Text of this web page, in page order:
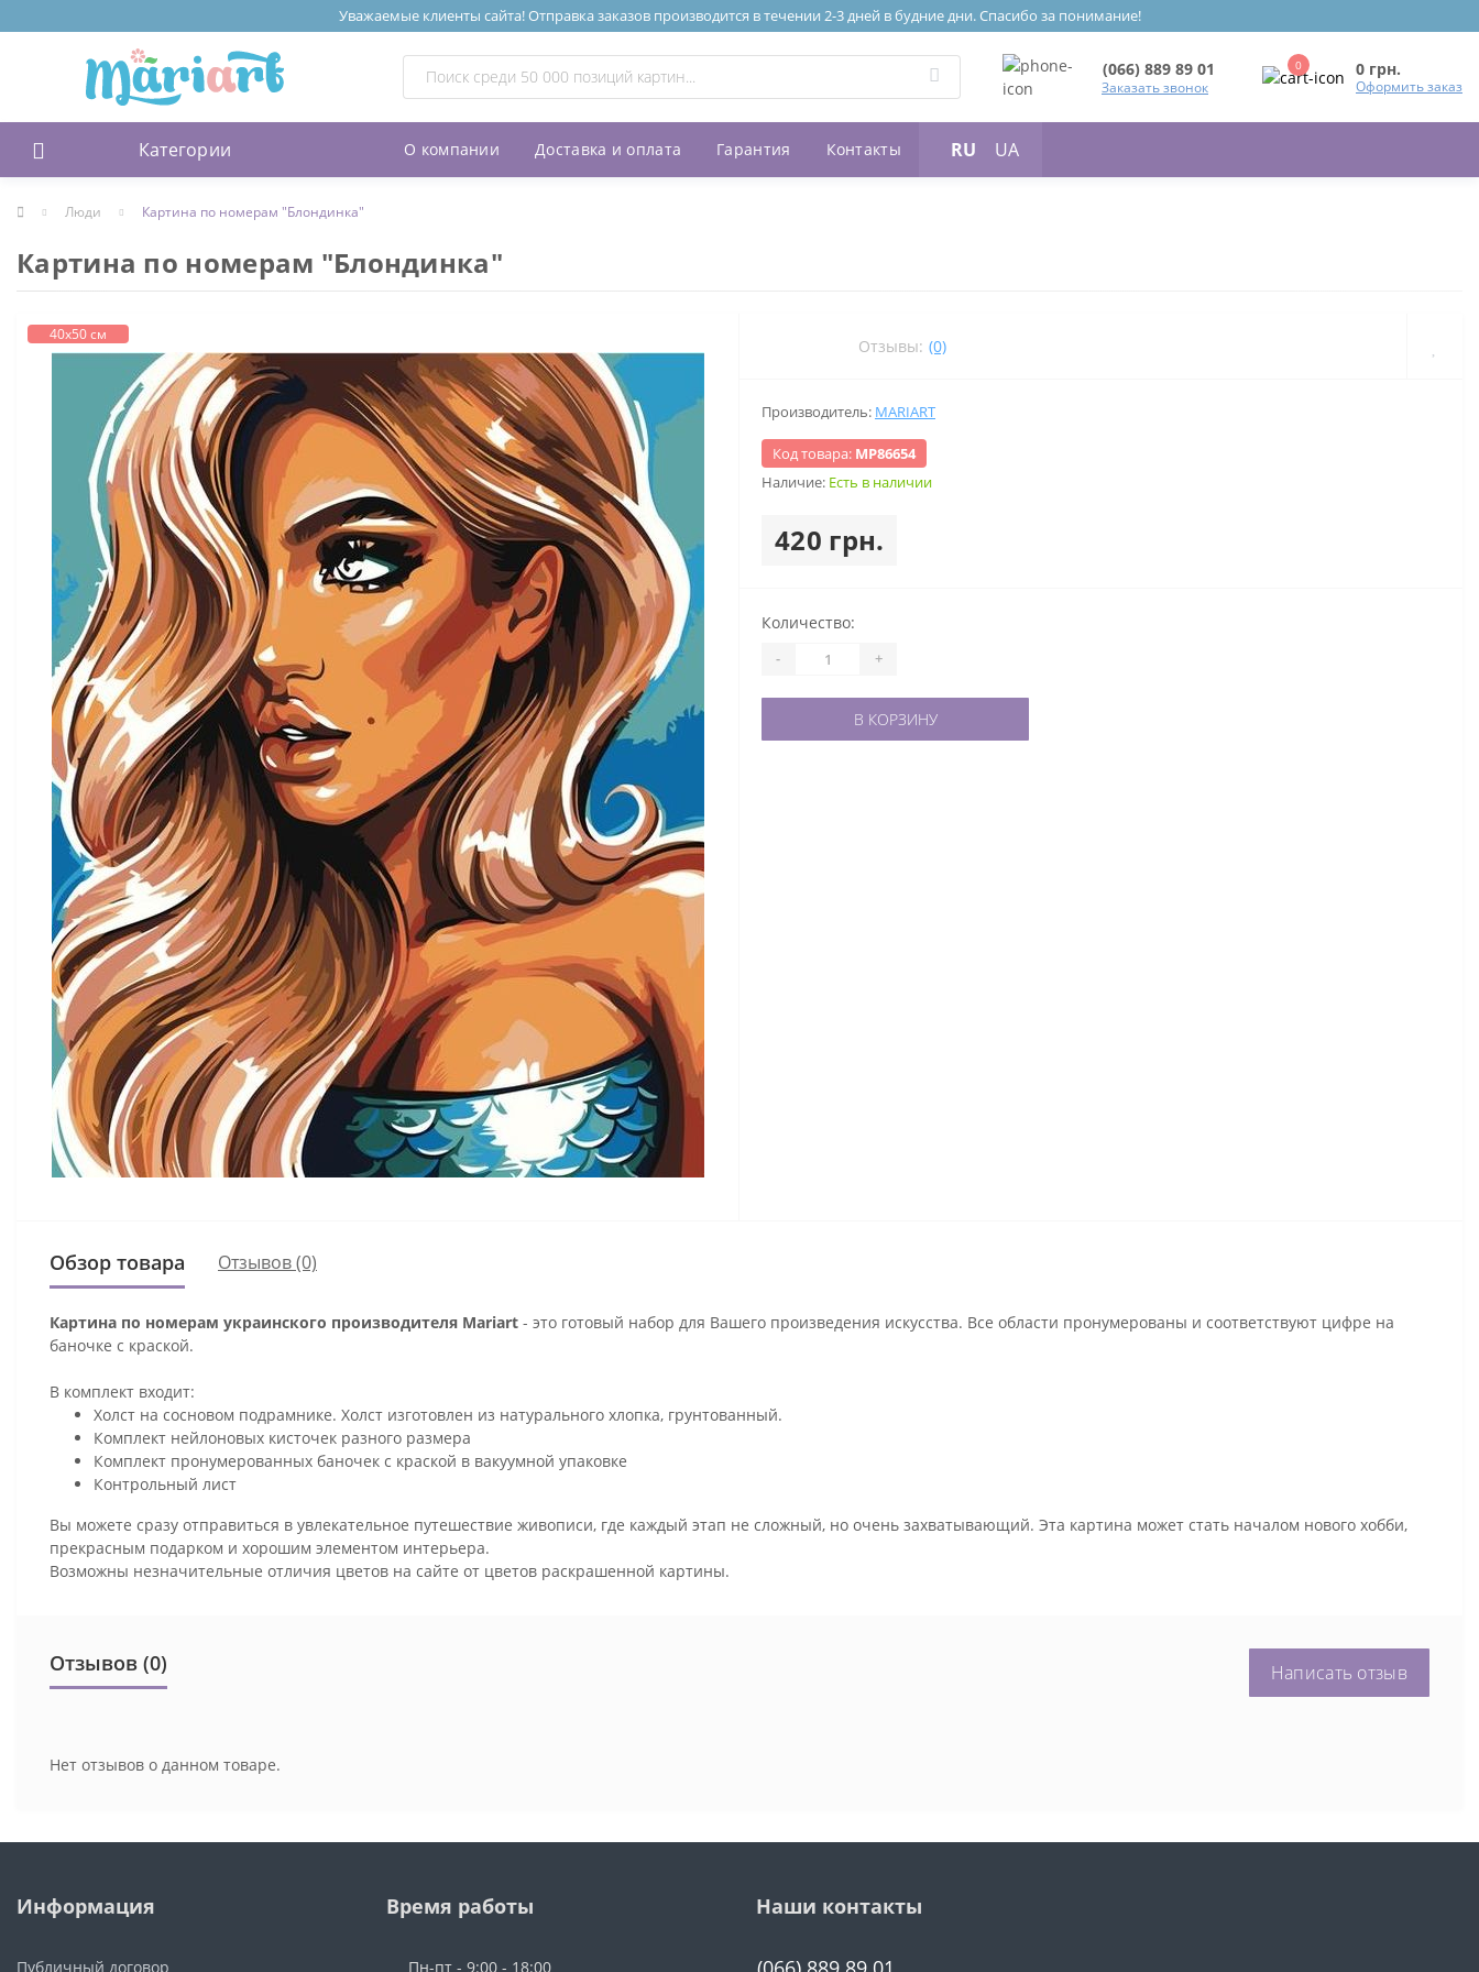
Уважаемые клиенты сайта! Отправка заказов производится в течении 2-3 дней в будние дни. Спасибо за понимание!
(066) 889 89 01
Заказать звонок
0 0 грн.
Оформить заказ
Категории О компании Доставка и оплата Гарантия Контакты RU UA
Люди Картина по номерам "Блондинка"
Картина по номерам "Блондинка"
40х50 см
Отзывы: (0)
Производитель: MARIART
Код товара: МР86654
Наличие: Есть в наличии
420 грн.
Количество:
- +
В КОРЗИНУ
Обзор товара Отзывов (0)
Картина по номерам украинского производителя Mariart - это готовый набор для Вашего произведения искусства. Все области пронумерованы и соответствуют цифре на
баночке с краской.
В комплект входит:
Холст на сосновом подрамнике. Холст изготовлен из натурального хлопка, грунтованный.
Комплект нейлоновых кисточек разного размера
Комплект пронумерованных баночек с краской в вакуумной упаковке
Контрольный лист
Вы можете сразу отправиться в увлекательное путешествие живописи, где каждый этап не сложный, но очень захватывающий. Эта картина может стать началом нового хобби,
прекрасным подарком и хорошим элементом интерьера.
Возможны незначительные отличия цветов на сайте от цветов раскрашенной картины.
Отзывов (0) Написать отзыв
Нет отзывов о данном товаре.
Информация
Публичный договор
Время работы
Пн-пт - 9:00 - 18:00
Наши контакты